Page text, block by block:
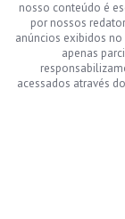
nosso conteúdo é
por nossos
anúncios exibidos
apenas
acessados através